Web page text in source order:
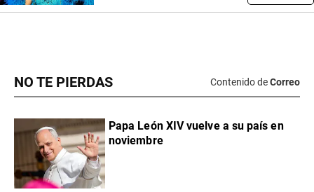
NO TE PIERDAS Contenido deCorreo
Papa León XIV vuelve a su país en
noviembre